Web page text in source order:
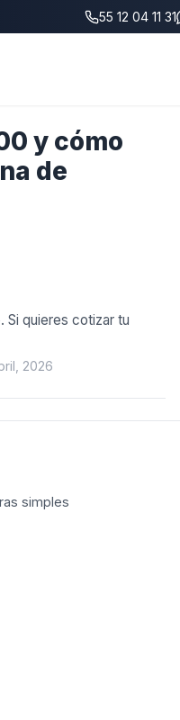
55 12 04 11 31
y cómo
de
Si quieres cotizar tu
2026
simples